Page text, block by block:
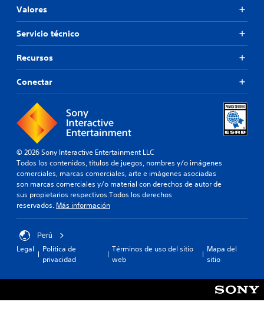
Valores
Servicio técnico
Recursos
Conectar
© 2026 Sony Interactive Entertainment LLC
Todos los contenidos, títulos de juegos, nombres y/o imágenes
comerciales, marcas comerciales, arte e imágenes asociadas
son marcas comerciales y/o material con derechos de autor de
sus propietarios respectivos.Todos los derechos
reservados. Más información
Perú
Legal
Política de
privacidad
Términos de uso del sitio
web
Mapa del
sitio